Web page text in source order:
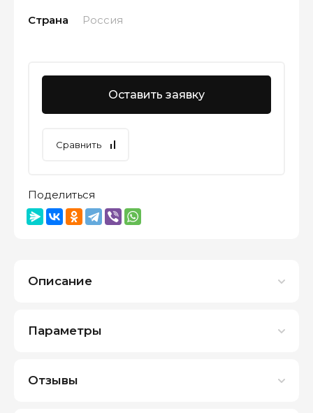
Страна Россия
Оставить заявку
Сравнить
Поделиться
Описание
Параметры
Отзывы